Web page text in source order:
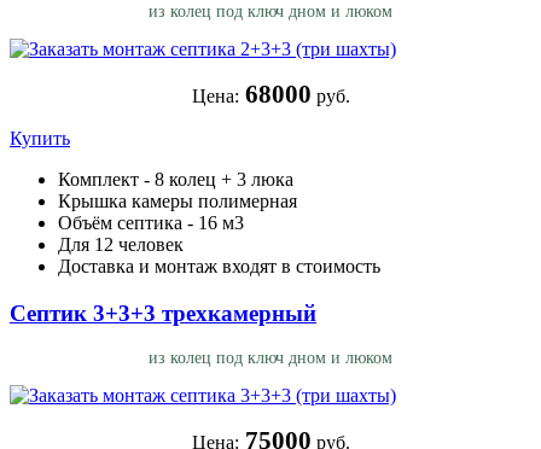
из колец под ключ дном и люком
Цена: 68000 руб.
Купить
Комплект - 8 колец + 3 люка
Крышка камеры полимерная
Объём септика - 16 м3
Для 12 человек
Доставка и монтаж входят в стоимость
Септик 3+3+3 трехкамерный
из колец под ключ дном и люком
Цена: 75000 руб.